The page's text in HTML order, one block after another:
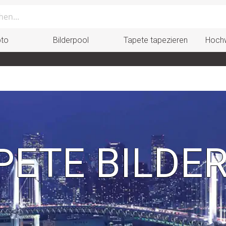
Bilderpool Tapete tapezieren